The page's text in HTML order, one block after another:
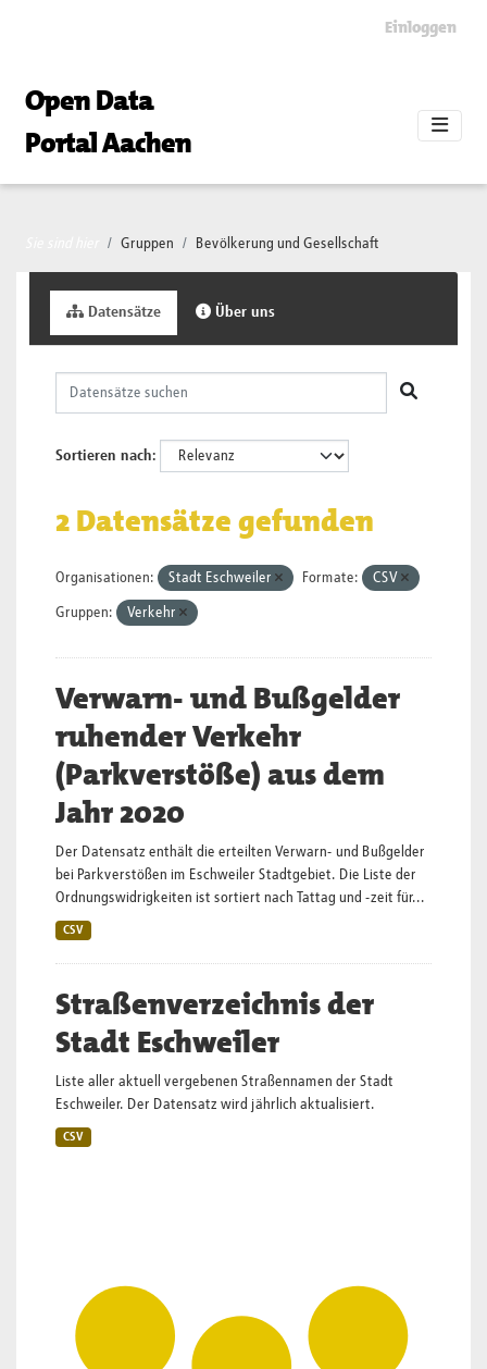
Einloggen
Open Data
Portal Aachen
Gruppen Bevölkerung und Gesellschaft
Datensätze Über uns
Sortieren nach
2 Datensätze gefunden
Organisationen: Stadt Eschweiler Formate: CSV
Gruppen: Verkehr
Verwarn- und Bußgelder
ruhender Verkehr
(Parkverstöße) aus dem
Jahr 2020
Der Datensatz enthält die erteilten Verwarn- und Bußgelder
bei Parkverstößen im Eschweiler Stadtgebiet. Die Liste der
Ordnungswidrigkeiten ist sortiert nach Tattag und -zeit für...
CSV
Straßenverzeichnis der
Stadt Eschweiler
Liste aller aktuell vergebenen Straßennamen der Stadt
Eschweiler. Der Datensatz wird jährlich aktualisiert.
CSV